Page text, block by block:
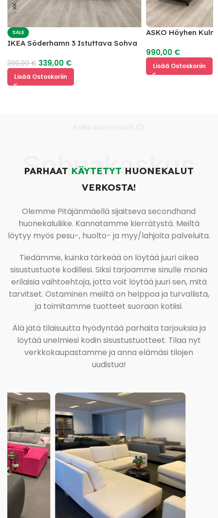
SALE
IKEA Söderhamn 3 Istuttava Sohva
399,00€ 339,00 €
Lisää Ostoskoriin
ASKO Höyhen
990,00 €
Lisää Ostoskoriin
Sohvakeskus
PARHAAT KÄYTETYT HUONEKALUT
VERKOSTA!
Olemme Pitäjänmäellä sijaitseva secondhand
huonekaluliike. Kannatamme kierrätystä. Meiltä
löytyy myös pesu-, huolto- ja myy/lahjoita palveluita.
Tiedämme, kuinka tärkeää on löytää juuri oikea
sisustustuote kodillesi. Siksi tarjoamme sinulle monia
erilaisia vaihtoehtoja, jotta voit löytää juuri sen, mitä
tarvitset. Ostaminen meiltä on helppoa ja turvallista,
ja toimitamme tuotteet suoraan kotiisi.
Älä jätä tilaisuutta hyödyntää parhaita tarjouksia ja
löytää unelmiesi kodin sisustustuotteet. Tilaa nyt
verkkokaupastamme ja anna elämäsi tilojen
uudistua!